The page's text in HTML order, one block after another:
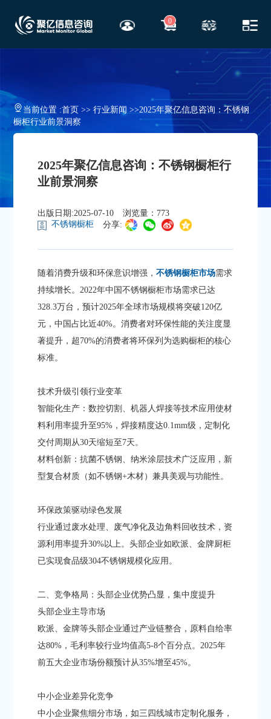
0
当前位置 :首页>> 行业新闻 >>2025年聚亿信息咨询：不锈钢
橱柜行业前景洞察
2025年聚亿信息咨询：不锈钢橱柜行
业前景洞察
出版日期:2025-07-10
浏览量：773
不锈钢橱柜
分享:
随着消费升级和环保意识增强，不锈钢橱柜市场需求
持续增长。2022年中国不锈钢橱柜市场需求已达
328.3万台，预计2025年全球市场规模将突破120亿
元，中国占比近40%。消费者对环保性能的关注度显
著提升，超70%的消费者将环保列为选购橱柜的核心
标准。
​​技术升级引领行业变革​​
​​智能化生产​​：数控切割、机器人焊接等技术应用使材
料利用率提升至95%，焊接精度达0.1mm级，定制化
交付周期从30天缩短至7天。
​​材料创新​​：抗菌不锈钢、纳米涂层技术广泛应用，新
型复合材质（如不锈钢+木材）兼具美观与功能性。
​​环保政策驱动绿色发展​​
行业通过废水处理、废气净化及边角料回收技术，资
源利用率提升30%以上。头部企业如欧派、金牌厨柜
已实现食品级304不锈钢规模化应用。
二、竞争格局：头部企业优势凸显，集中度提升
​​头部企业主导市场​​
欧派、金牌等头部企业通过产业链整合，原料自给率
达80%，毛利率较行业均值高5-8个百分点。2025年
前五大企业市场份额预计从35%增至45%。
​​中小企业差异化竞争​​
中小企业聚焦细分市场，如三四线城市定制化服务，